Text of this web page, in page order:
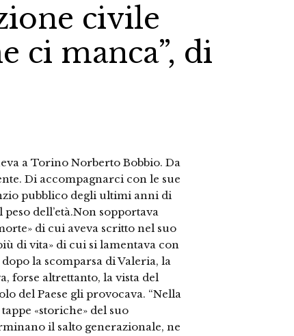
civile
ci manca”, di
a Torino Norberto Bobbio. Da
Di accompagnarci con le sue
pubblico degli ultimi anni di
dell’età.Non sopportava
di cui aveva scritto nel suo
di vita» di cui si lamentava con
la scomparsa di Valeria, la
forse altrettanto, la vista del
del Paese gli provocava. “Nella
«storiche» del suo
il salto generazionale, ne